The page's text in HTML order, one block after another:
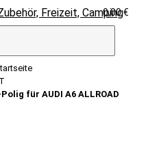
0,00 €
für AUDI A6 ALLROAD